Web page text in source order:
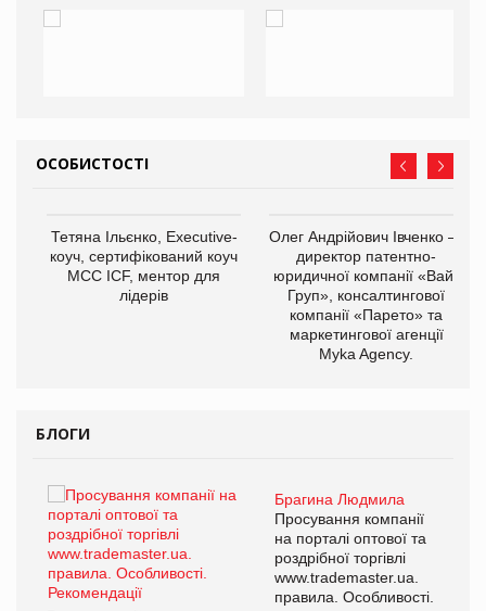
ОСОБИСТОСТІ
Тетяна Ільєнко, Executive-
коуч, сертифікований коуч
МСС ICF, ментор для
лідерів
Олег Андрійович Івченко —
директор патентно-
юридичної компанії «Вайз
Груп», консалтингової
компанії «Парето» та
маркетингової агенції
Myka Agency.
БЛОГИ
Брагина Людмила
Просування компанії
на порталі оптової та
роздрібної торгівлі
www.trademaster.ua.
правила. Особливості.